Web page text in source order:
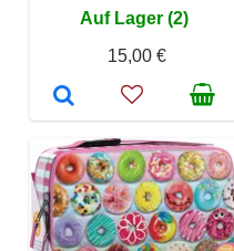
Auf Lager (2)
15,00 €